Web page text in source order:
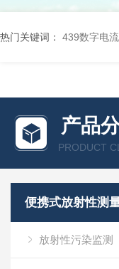
热门关键词： 439数字电
产品
PRODUCT
便携式放射性测
放射性污染监测